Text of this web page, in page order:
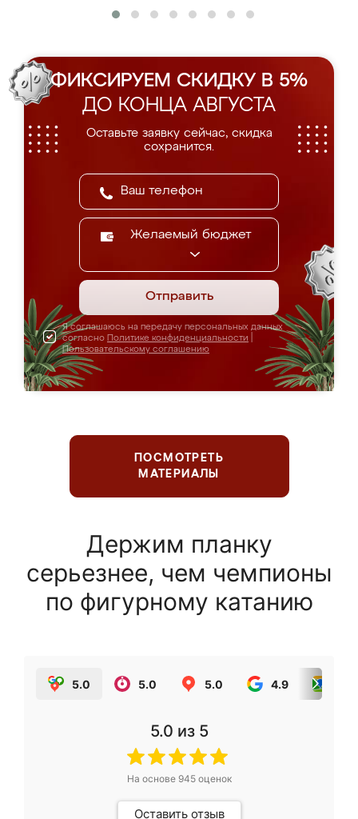
ФИКСИРУЕМ СКИДКУ В 5%
ДО КОНЦА АВГУСТА
Оставьте заявку сейчас, скидка
сохранится.
Желаемый бюджет
Отправить
Я соглашаюсь на передачу персональных данных
согласно Политике конфиденциальности
Пользовательскому соглашению
ПОСМОТРЕТЬ
МАТЕРИАЛЫ
Держим планку
серьезнее, чем чемпионы
по фигурному катанию
5.0 5.0 5.0 4.9
5.0 из 5
На основе 945оценок
Оставить отзыв